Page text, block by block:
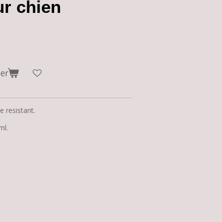
chien
resistant.